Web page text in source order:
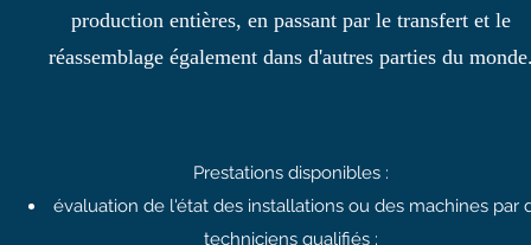
production entières, en passant par le transfert et le
réassemblage également dans d'autres parties du
Prestations disponibles :
évaluation de l'état des installations ou des machines par
techniciens qualifiés ;